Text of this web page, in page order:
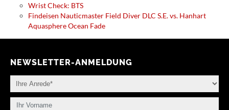
Wrist Check: BTS
Findeisen Nauticmaster Field Diver DLC S.E. vs. Hanhart
Aquasphere Ocean Fade
NEWSLETTER-ANMELDUNG